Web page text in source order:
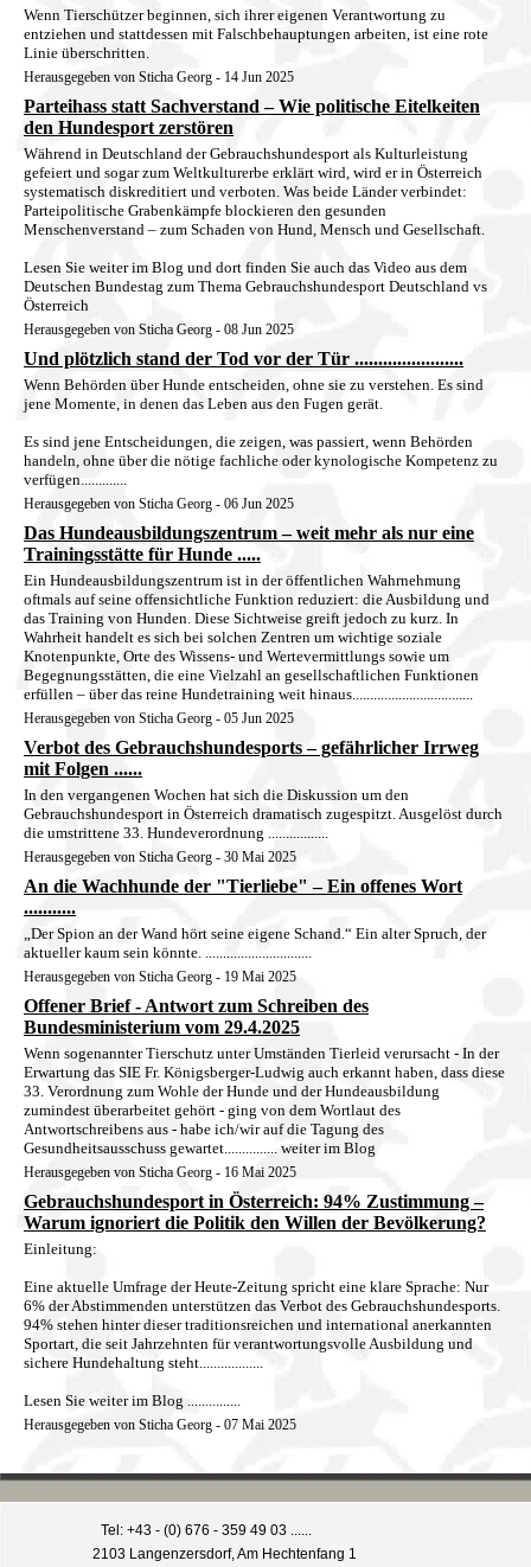
Wenn Tierschützer beginnen, sich ihrer eigenen Verantwortung zu
entziehen und stattdessen mit Falschbehauptungen arbeiten, ist eine rote
Linie überschritten.
Herausgegeben von Sticha Georg - 14 Jun 2025
Parteihass statt Sachverstand – Wie politische Eitelkeiten
den Hundesport zerstören
Während in Deutschland der Gebrauchshundesport als Kulturleistung
gefeiert und sogar zum Weltkulturerbe erklärt wird, wird er in Österreich
systematisch diskreditiert und verboten. Was beide Länder verbindet:
Parteipolitische Grabenkämpfe blockieren den gesunden
Menschenverstand – zum Schaden von Hund, Mensch und Gesellschaft.
Lesen Sie weiter im Blog und dort finden Sie auch das Video aus dem
Deutschen Bundestag zum Thema Gebrauchshundesport Deutschland vs
Österreich
Herausgegeben von Sticha Georg - 08 Jun 2025
Und plötzlich stand der Tod vor der Tür .......................
Wenn Behörden über Hunde entscheiden, ohne sie zu verstehen. Es sind
jene Momente, in denen das Leben aus den Fugen gerät.
Es sind jene Entscheidungen, die zeigen, was passiert, wenn Behörden
handeln, ohne über die nötige fachliche oder kynologische Kompetenz zu
verfügen.............
Herausgegeben von Sticha Georg - 06 Jun 2025
Das Hundeausbildungszentrum – weit mehr als nur eine
Trainingsstätte für Hunde .....
Ein Hundeausbildungszentrum ist in der öffentlichen Wahrnehmung
oftmals auf seine offensichtliche Funktion reduziert: die Ausbildung und
das Training von Hunden. Diese Sichtweise greift jedoch zu kurz. In
Wahrheit handelt es sich bei solchen Zentren um wichtige soziale
Knotenpunkte, Orte des Wissens- und Wertevermittlungs sowie um
Begegnungsstätten, die eine Vielzahl an gesellschaftlichen Funktionen
erfüllen – über das reine Hundetraining weit hinaus..................................
Herausgegeben von Sticha Georg - 05 Jun 2025
Verbot des Gebrauchshundesports – gefährlicher Irrweg
mit Folgen ......
In den vergangenen Wochen hat sich die Diskussion um den
Gebrauchshundesport in Österreich dramatisch zugespitzt. Ausgelöst durch
die umstrittene 33. Hundeverordnung .................
Herausgegeben von Sticha Georg - 30 Mai 2025
An die Wachhunde der "Tierliebe" – Ein offenes Wort
...........
„Der Spion an der Wand hört seine eigene Schand.“ Ein alter Spruch, der
aktueller kaum sein könnte. ..............................
Herausgegeben von Sticha Georg - 19 Mai 2025
Offener Brief - Antwort zum Schreiben des
Bundesministerium vom 29.4.2025
Wenn sogenannter Tierschutz unter Umständen Tierleid verursacht - In der
Erwartung das SIE Fr. Königsberger-Ludwig auch erkannt haben, dass diese
33. Verordnung zum Wohle der Hunde und der Hundeausbildung
zumindest überarbeitet gehört - ging von dem Wortlaut des
Antwortschreibens aus - habe ich/wir auf die Tagung des
Gesundheitsausschuss gewartet............... weiter im Blog
Herausgegeben von Sticha Georg - 16 Mai 2025
Gebrauchshundesport in Österreich: 94% Zustimmung –
Warum ignoriert die Politik den Willen der Bevölkerung?
Einleitung:
Eine aktuelle Umfrage der Heute-Zeitung spricht eine klare Sprache: Nur
6% der Abstimmenden unterstützen das Verbot des Gebrauchshundesports.
94% stehen hinter dieser traditionsreichen und international anerkannten
Sportart, die seit Jahrzehnten für verantwortungsvolle Ausbildung und
sichere Hundehaltung steht..................
Lesen Sie weiter im Blog ...............
Herausgegeben von Sticha Georg - 07 Mai 2025
Tel: +43 - (0) 676 - 359 49 03 ......
2103 Langenzersdorf, Am Hechtenfang 1